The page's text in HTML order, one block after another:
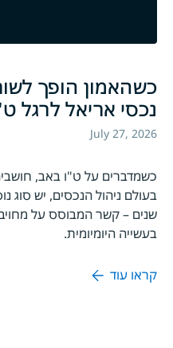
כשהאמון הופך
נכסי אריאל לרגל
July 27, 2026
כשמדברים על ט"ו באב,
בעולם ניהול הנכסים, יש סוג
שנים – קשר המבוסס על
בעשייה היומיומית.
קראו עוד